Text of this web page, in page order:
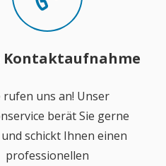
Kontaktaufnahme
rufen uns an! Unser
berät Sie gerne
schickt Ihnen einen
professionellen